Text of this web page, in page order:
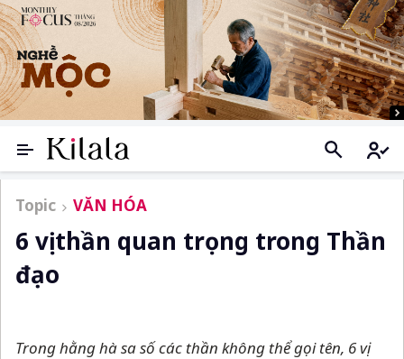
Topic VĂN HÓA
6 vị thần quan trọng trong Thần
đạo
Trong hằng hà sa số các thần không thể gọi tên, 6 vị